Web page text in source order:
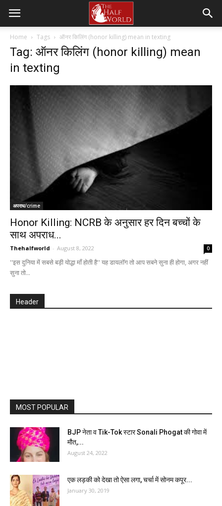
Home Tags ऑनर किलिंग (honor killing) mean in texting
Tag: ऑनर किलिंग (honor killing) mean
in texting
अपराध/crime
Honor Killing: NCRB के अनुसार हर दिन बच्चों के
साथ अपराध...
Thehalfworld - August 8, 2022 0
''इस दुनिया में सबसे बड़ी योद्धा माँ होती है'' यह डायलॉग तो आप सबने सुना ही होगा, अगर नहीं
सुना तो...
Header
MOST POPULAR
BJP नेता व Tik-Tok स्टार Sonali Phogat की गोवा में
मौत,...
August 24, 2022
एक लड़की को देखा तो ऐसा लगा, चर्चा में सोनम कपूर...
January 30, 2019